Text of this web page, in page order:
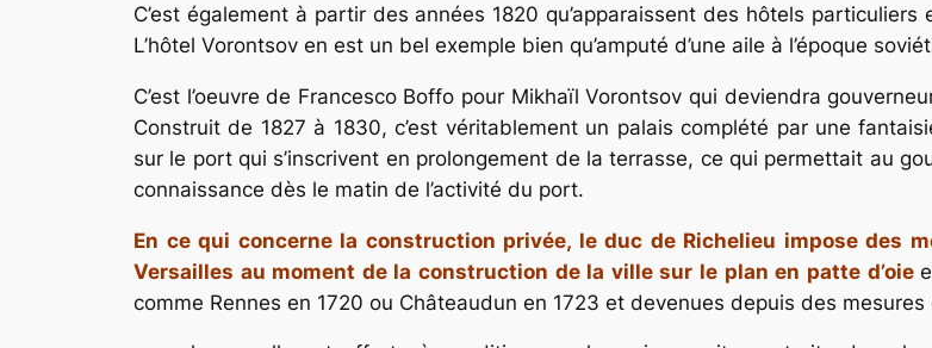
C’est également à partir des années 1820 qu’apparaissent des hôtels
L’hôtel Vorontsov en est un bel exemple bien qu’amputé d’une aile à l’époque
C’est l’oeuvre de Francesco Boffo pour Mikhaïl Vorontsov qui deviendra
Construit de 1827 à 1830, c’est véritablement un palais complété par une
sur le port qui s’inscrivent en prolongement de la terrasse, ce qui permettait au
connaissance dès le matin de l’activité du port.
En ce qui concerne la construction privée, le duc de Richelieu impose des
Versailles au moment de la construction de la ville sur le plan en patte d’oie
comme Rennes en 1720 ou Châteaudun en 1723 et devenues depuis des